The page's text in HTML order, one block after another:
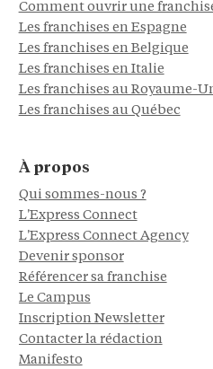
Comment ouvrir une
Les franchises en Espagne
Les franchises en Belgique
Les franchises en Italie
Les franchises au Royaume-
Les franchises au Québec
À propos
Qui sommes-nous ?
L'Express Connect
L'Express Connect Agency
Devenir sponsor
Référencer sa franchise
Le Campus
Inscription Newsletter
Contacter la rédaction
Manifesto